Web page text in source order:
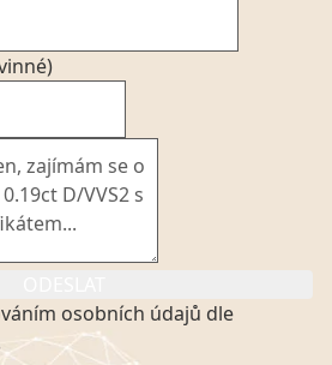
osobních údajů dle